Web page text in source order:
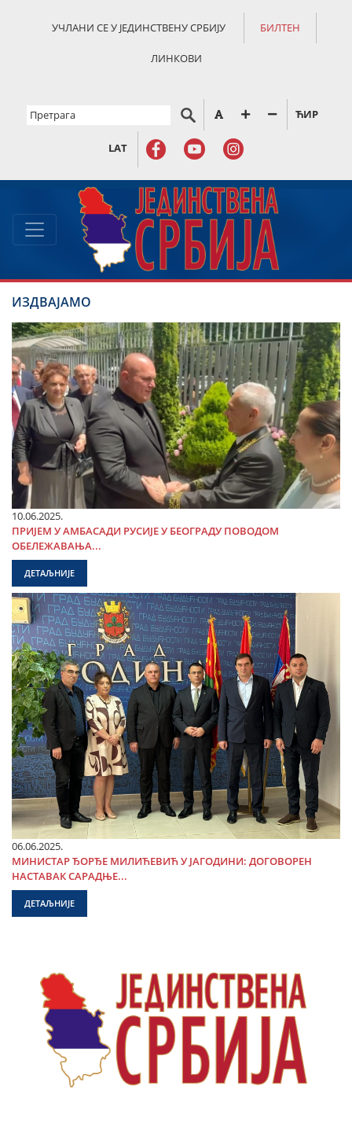
УЧЛАНИ СЕ У ЈЕДИНСТВЕНУ СРБИЈУ БИЛТЕН
ЛИНКОВИ
ЋИР
LAT
ИЗДВАЈАМО
10.06.2025.
ПРИЈЕМ У АМБАСАДИ РУСИЈЕ У БЕОГРАДУ ПОВОДОМ
ОБЕЛЕЖАВАЊА...
ДЕТАЉНИЈЕ
06.06.2025.
МИНИСТАР ЂОРЂЕ МИЛИЋЕВИЋ У ЈАГОДИНИ: ДОГОВОРЕН
НАСТАВАК САРАДЊЕ...
ДЕТАЉНИЈЕ